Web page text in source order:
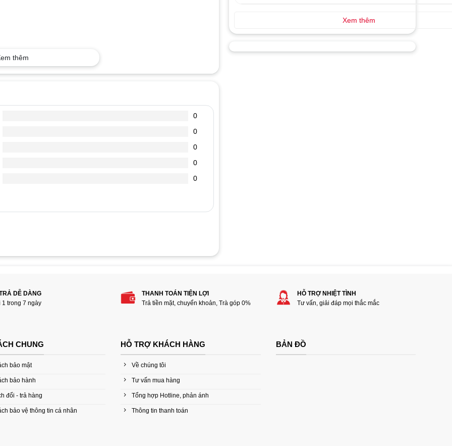
thêm
0
0
0
0
0
“Mainboard Asus PRIME H270-PLUS”
Xem thêm
DỄ DÀNG
1 trong 7 ngày
THANH TOÁN TIỆN LỢI
Trả tiền mặt, chuyển khoản, Trà góp 0%
HỖ TRỢ NHIỆT TÌNH
Tư vấn, giải đáp mọi thắc mắc
CHUNG
bảo mật
bảo hành
đổi - trả hàng
bảo vệ thông tin cá nhân
HỖ TRỢ KHÁCH HÀNG
Về chúng tôi
Tư vấn mua hàng
Tổng hợp Hotline, phản ánh
Thông tin thanh toán
BẢN ĐỒ